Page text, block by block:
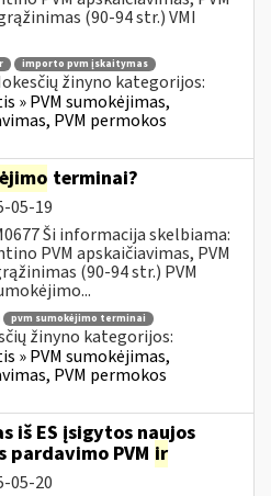
(90-94 str.) VMI
importo pvm įskaitymas
žinyno kategorijos:
» PVM sumokėjimas,
PVM permokos
terminai?
05-19
Ši informacija skelbiama:
PVM apskaičiavimas, PVM
(90-94 str.) PVM
pvm sumokėjimo terminai
žinyno kategorijos:
» PVM sumokėjimas,
PVM permokos
iš ES įsigytos naujos
PVM ir
05-20